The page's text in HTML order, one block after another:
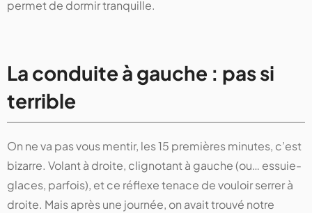
permet de dormir tranquille.
La conduite à gauche : pas si
terrible
On ne va pas vous mentir, les 15 premières minutes, c’est
bizarre. Volant à droite, clignotant à gauche (ou… essuie-
glaces, parfois), et ce réflexe tenace de vouloir serrer à
droite. Mais après une journée, on avait trouvé notre